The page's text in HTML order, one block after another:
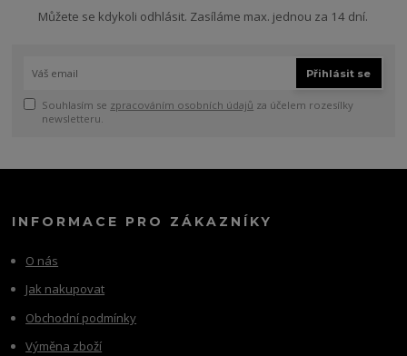
Můžete se kdykoli odhlásit. Zasíláme max. jednou za 14 dní.
Přihlásit se
Souhlasím se zpracováním osobních údajů za účelem rozesílky
newsletteru.
INFORMACE PRO ZÁKAZNÍKY
O nás
Jak nakupovat
Obchodní podmínky
Výměna zboží